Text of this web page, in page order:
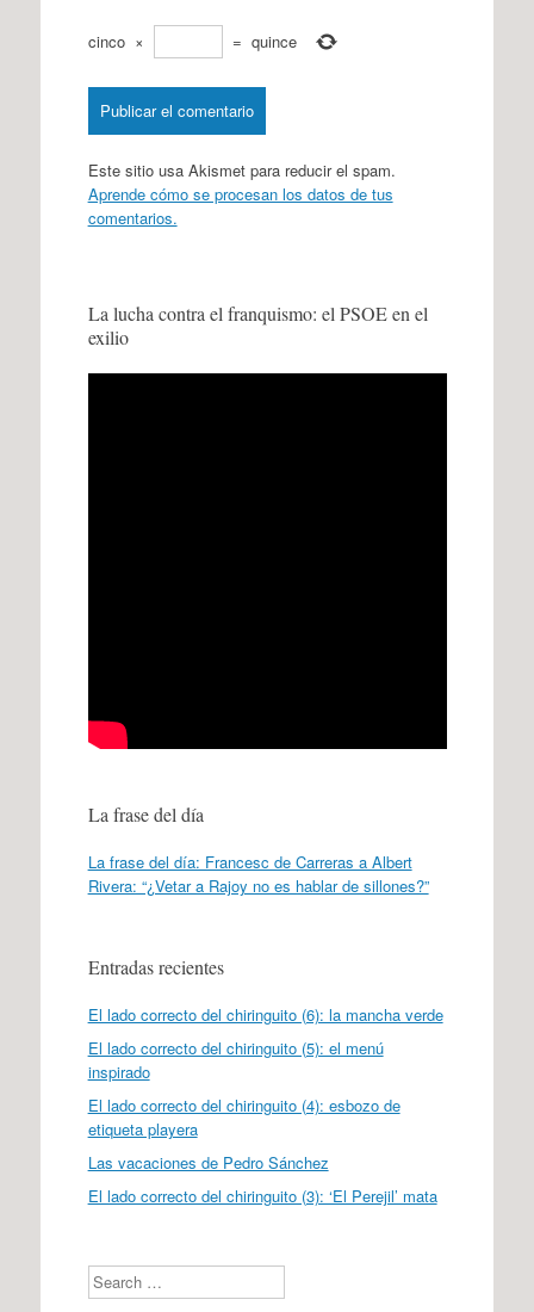
cinco × = quince
Este sitio usa Akismet para reducir el spam.
Aprende cómo se procesan los datos de tus
comentarios.
La lucha contra el franquismo: el PSOE en el
exilio
La frase del día
La frase del día: Francesc de Carreras a Albert
Rivera: “¿Vetar a Rajoy no es hablar de sillones?”
Entradas recientes
El lado correcto del chiringuito (6): la mancha verde
El lado correcto del chiringuito (5): el menú
inspirado
El lado correcto del chiringuito (4): esbozo de
etiqueta playera
Las vacaciones de Pedro Sánchez
El lado correcto del chiringuito (3): ‘El Perejil’ mata
Search